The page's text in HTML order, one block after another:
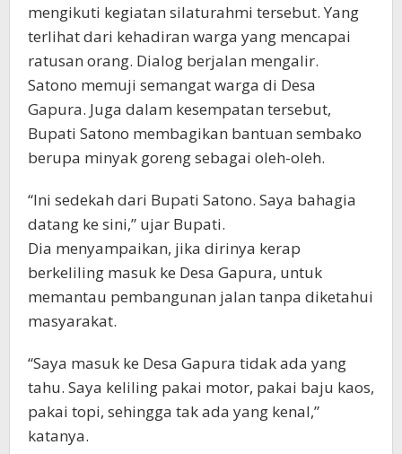
mengikuti kegiatan silaturahmi tersebut. Yang
terlihat dari kehadiran warga yang mencapai
ratusan orang. Dialog berjalan mengalir.
Satono memuji semangat warga di Desa
Gapura. Juga dalam kesempatan tersebut,
Bupati Satono membagikan bantuan sembako
berupa minyak goreng sebagai oleh-oleh.
“Ini sedekah dari Bupati Satono. Saya bahagia
datang ke sini,” ujar Bupati.
Dia menyampaikan, jika dirinya kerap
berkeliling masuk ke Desa Gapura, untuk
memantau pembangunan jalan tanpa diketahui
masyarakat.
“Saya masuk ke Desa Gapura tidak ada yang
tahu. Saya keliling pakai motor, pakai baju kaos,
pakai topi, sehingga tak ada yang kenal,”
katanya.